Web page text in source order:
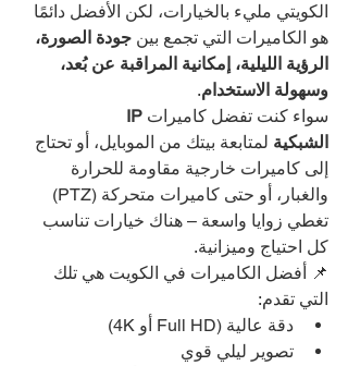
الكويتي مليء بالخيارات، لكن الأفضل دائمًا
هو الكاميرات التي تجمع بين جودة الصورة،
الرؤية الليلية، إمكانية المراقبة عن بُعد،
وسهولة الاستخدام.
سواء كنت تفضل كاميرات
الشبكية لمتابعة بيتك من الموبايل، أو تحتاج
إلى كاميرات خارجية مقاومة للحرارة
والغبار، أو حتى كاميرات متحركة (PTZ)
تغطي زوايا واسعة – هناك خيارات تناسب
كل احتياج وميزانية.
📌 أفضل الكاميرات في الكويت هي تلك
التي تقدم:
دقة عالية (Full HD أو 4K)
تصوير ليلي قوي